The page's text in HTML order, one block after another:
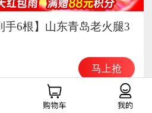
手6根】山东青岛老火腿3
马上抢